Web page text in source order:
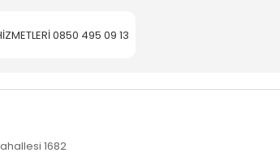
0850 495 09 13
1682